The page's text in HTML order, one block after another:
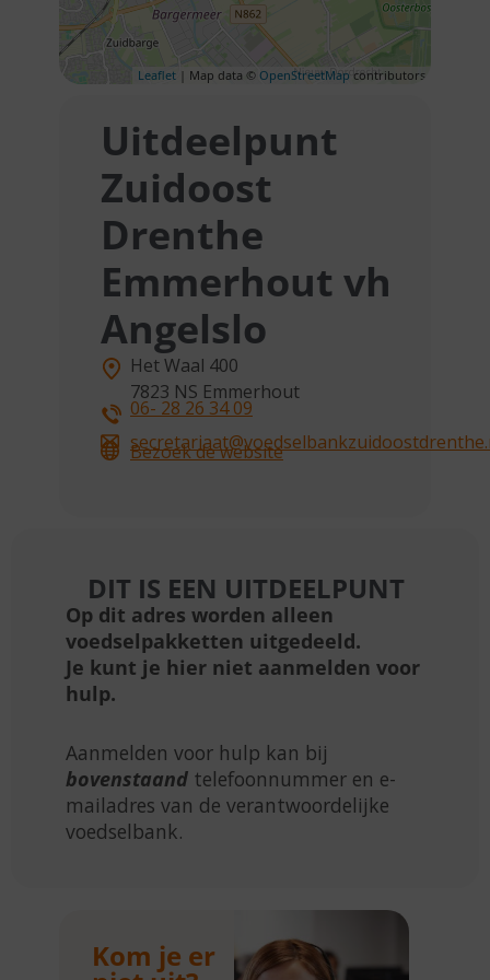
Leaflet | Map data © OpenStreetMap contributors
Uitdeelpunt
Zuidoost
Drenthe
Emmerhout vh
Angelslo
Het Waal 400
7823 NS Emmerhout
06- 28 26 34 09
Bezoek de website
DIT IS EEN UITDEELPUNT
Op dit adres worden alleen
voedselpakketten uitgedeeld.
Je kunt je hier niet aanmelden voor
hulp.
Aanmelden voor hulp kan bij
bovenstaand telefoonnummer en e-
mailadres van de verantwoordelijke
voedselbank.
Kom je er